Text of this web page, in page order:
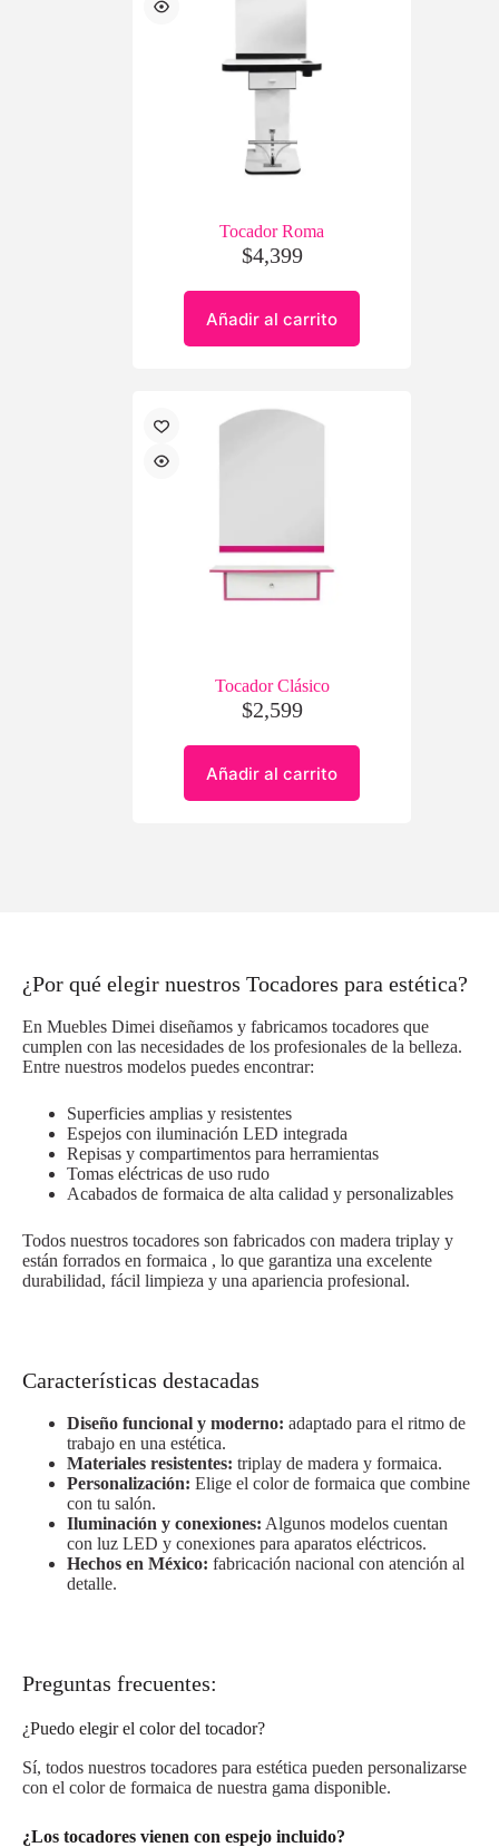
Tocador Roma
$4,399
Añadir al carrito
Tocador Clásico
$2,599
Añadir al carrito
¿Por qué elegir nuestros Tocadores para estética?
En Muebles Dimei diseñamos y fabricamos tocadores que
cumplen con las necesidades de los profesionales de la belleza.
Entre nuestros modelos puedes encontrar:
Superficies amplias y resistentes
Espejos con iluminación LED integrada
Repisas y compartimentos para herramientas
Tomas eléctricas de uso rudo
Acabados de formaica de alta calidad y personalizables
Todos nuestros tocadores son fabricados con madera triplay y
están forrados en formaica , lo que garantiza una excelente
durabilidad, fácil limpieza y una apariencia profesional.
Características destacadas
Diseño funcional y moderno: adaptado para el ritmo de
trabajo en una estética.
Materiales resistentes: triplay de madera y formaica.
Personalización: Elige el color de formaica que combine
con tu salón.
Iluminación y conexiones: Algunos modelos cuentan
con luz LED y conexiones para aparatos eléctricos.
Hechos en México: fabricación nacional con atención al
detalle.
Preguntas frecuentes:
¿Puedo elegir el color del tocador?
Sí, todos nuestros tocadores para estética pueden personalizarse
con el color de formaica de nuestra gama disponible.
¿Los tocadores vienen con espejo incluido?